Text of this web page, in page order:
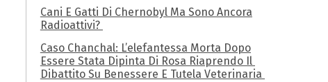
Cani E Gatti Di Chernobyl Ma Sono Ancora
Radioattivi?
Caso Chanchal: L’elefantessa Morta Dopo
Essere Stata Dipinta Di Rosa Riaprendo Il
Dibattito Su Benessere E Tutela Veterinaria